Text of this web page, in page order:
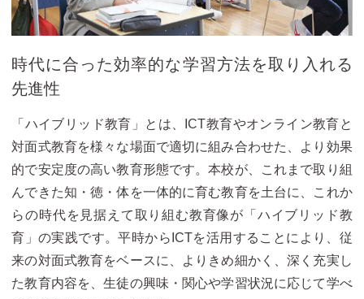
時代に合った効率的な学習方法を取り入れる
先進性
「ハイブリッド教育」とは、ICT教育やオンライン教育と
対面式教育を様々な場面で適切に組み合わせた、より効果
的で安定度の高い教育形態です。本校が、これまで取り組
んできた知・徳・体を一体的に育む教育を土台に、これか
らの時代を見据えて取り組む教育像が「ハイブリッド教
育」の実践です。平時からICTを活用することにより、従
来の対面式教育をベースに、よりきめ細かく、深く充実し
た教育内容を、生徒の興味・関心や学習状況に応じて学べ